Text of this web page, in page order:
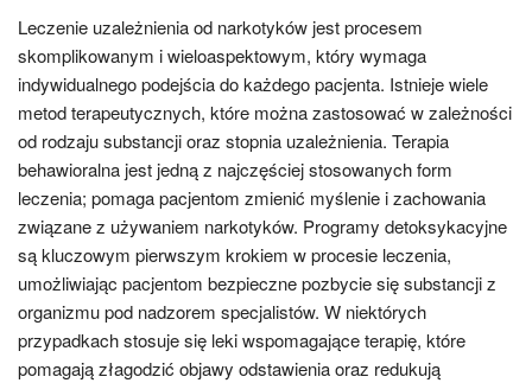
Leczenie uzależnienia od narkotyków jest procesem
skomplikowanym i wieloaspektowym, który wymaga
indywidualnego podejścia do każdego pacjenta. Istnieje wiele
metod terapeutycznych, które można zastosować w zależności
od rodzaju substancji oraz stopnia uzależnienia. Terapia
behawioralna jest jedną z najczęściej stosowanych form
leczenia; pomaga pacjentom zmienić myślenie i zachowania
związane z używaniem narkotyków. Programy detoksykacyjne
są kluczowym pierwszym krokiem w procesie leczenia,
umożliwiając pacjentom bezpieczne pozbycie się substancji z
organizmu pod nadzorem specjalistów. W niektórych
przypadkach stosuje się leki wspomagające terapię, które
pomagają złagodzić objawy odstawienia oraz redukują